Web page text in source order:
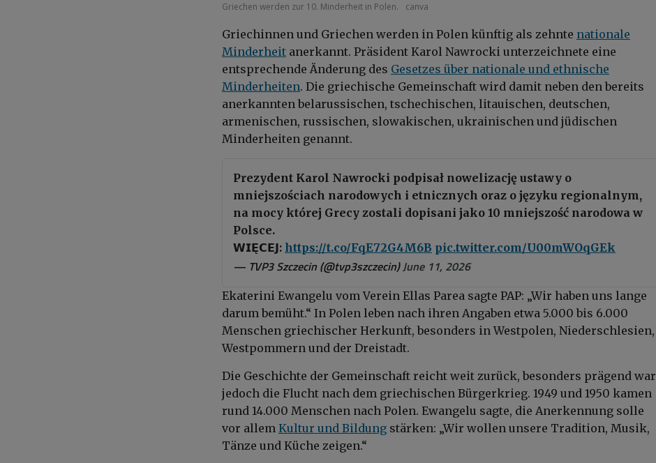
Griechen werden zur 10. Minderheit in Polen. canva
Griechinnen und Griechen werden in Polen künftig als zehnte nationale
Minderheit anerkannt. Präsident Karol Nawrocki unterzeichnete eine
entsprechende Änderung des Gesetzes über nationale und ethnische
Minderheiten. Die griechische Gemeinschaft wird damit neben den bereits
anerkannten belarussischen, tschechischen, litauischen, deutschen,
armenischen, russischen, slowakischen, ukrainischen und jüdischen
Minderheiten genannt.
Prezydent Karol Nawrocki podpisał nowelizację ustawy o
mniejszościach narodowych i etnicznych oraz o języku regionalnym,
na mocy której Grecy zostali dopisani jako 10 mniejszość narodowa w
Polsce.
𝗪𝗜𝗘̨𝗖𝗘𝗝: https://t.co/FqE72G4M6B pic.twitter.com/U00mWOqGEk
— TVP3 Szczecin (@tvp3szczecin)June 11, 2026
Ekaterini Ewangelu vom Verein Ellas Parea sagte PAP: „Wir haben uns lange
darum bemüht.“ In Polen leben nach ihren Angaben etwa 5.000 bis 6.000
Menschen griechischer Herkunft, besonders in Westpolen, Niederschlesien,
Westpommern und der Dreistadt.
Die Geschichte der Gemeinschaft reicht weit zurück, besonders prägend war
jedoch die Flucht nach dem griechischen Bürgerkrieg. 1949 und 1950 kamen
rund 14.000 Menschen nach Polen. Ewangelu sagte, die Anerkennung solle
vor allem Kultur und Bildung stärken: „Wir wollen unsere Tradition, Musik,
Tänze und Küche zeigen.“